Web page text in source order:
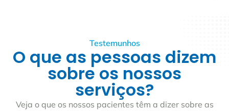
Testemunhos
O que as pessoas dizem
sobre os nossos
serviços?
Veja o que os nossos pacientes têm a dizer sobre as